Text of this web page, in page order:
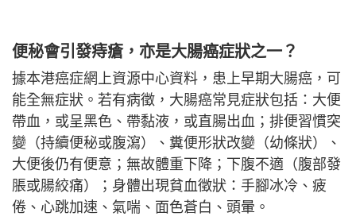
便秘會引發痔瘡，亦是大腸癌症狀之一？
據本港癌症網上資源中心資料，患上早期大腸癌，可
能全無症狀。若有病徵，大腸癌常見症狀包括：大便
帶血，或呈黑色、帶黏液，或直腸出血；排便習慣突
變（持續便秘或腹瀉）、糞便形狀改變（幼條狀）、
大便後仍有便意；無故體重下降；下腹不適（腹部發
脹或腸絞痛）；身體出現貧血徵狀：手腳冰冷、疲
倦、心跳加速、氣喘、面色蒼白、頭暈。